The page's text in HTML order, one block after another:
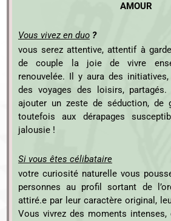
AMOUR
Vous vivez en duo ?
vous serez attentive, attentif à
de couple la joie de vivre
renouvelée. Il y aura des
des voyages des loisirs, partagés.
ajouter un zeste de séduction, de
toutefois aux dérapages
jalousie !
Si vous êtes célibataire
votre curiosité naturelle vous
personnes au profil sortant de
attiré.e par leur caractère original,
Vous vivrez des moments intenses,